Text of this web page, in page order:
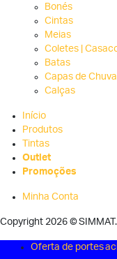
Bonés
Cintas
Meias
Coletes |
Batas
Capas de Chuva
Calças
Início
Produtos
Tintas
Outlet
Promoções
Minha Conta
Copyright 2026 ©
Oferta de portes